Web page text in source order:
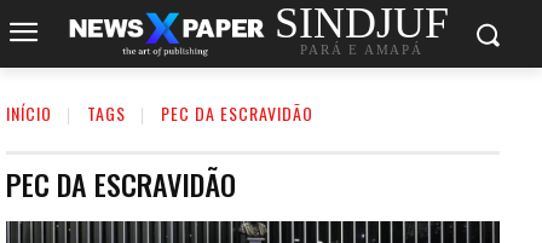
SINDJUF
PARÁ E AMAPÁ
INÍCIO TAGS PEC DA ESCRAVIDÃO
PEC DA ESCRAVIDÃO